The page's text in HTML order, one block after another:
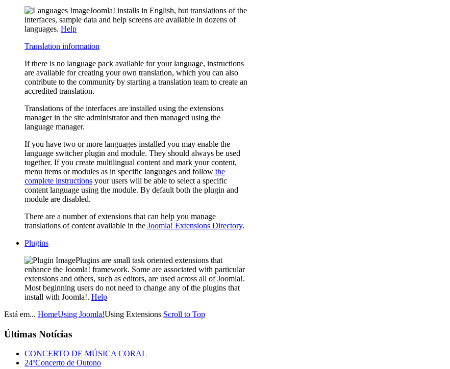
Joomla! installs in English, but translations of the
interfaces, sample data and help screens are available in dozens of
languages. Help
Translation information
If there is no language pack available for your language, instructions
are available for creating your own translation, which you can also
contribute to the community by starting a translation team to create an
accredited translation.
Translations of the interfaces are installed using the extensions
manager in the site administrator and then managed using the
language manager.
If you have two or more languages installed you may enable the
language switcher plugin and module. They should always be used
together. If you create multilingual content and mark your content,
menu items or modules as in specific languages and follow the
complete instructions your users will be able to select a specific
content language using the module. By default both the plugin and
module are disabled.
There are a number of extensions that can help you manage
translations of content available in the Joomla! Extensions Directory.
Plugins
Plugins are small task oriented extensions that
enhance the Joomla! framework. Some are associated with particular
extensions and others, such as editors, are used across all of Joomla!.
Most beginning users do not need to change any of the plugins that
install with Joomla!. Help
Está em... HomeUsing Joomla!Using Extensions Scroll to Top
Últimas Notícias
CONCERTO DE MÚSICA CORAL
24ºConcerto de Outono